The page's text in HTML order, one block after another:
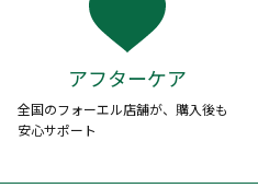
アフターケア
全国のフォーエル店舗が、購入後も
安心サポート